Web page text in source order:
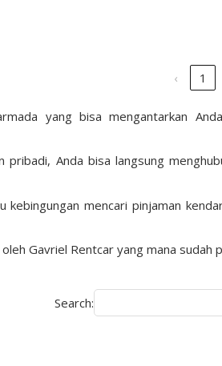
‹ 1
yang bisa mengantarkan
Anda bisa langsung
mencari pinjaman
Gavriel Rentcar yang mana sudah
Search: